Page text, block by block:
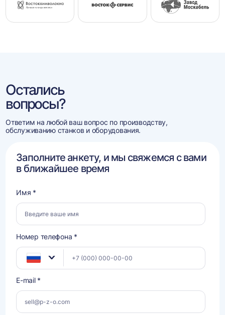
Остались
вопросы?
Ответим на любой ваш вопрос по производству,
обслуживанию станков и оборудования.
Заполните анкету, и мы свяжемся с вами
в ближайшее время
Имя *
Номер телефона *
E-mail *